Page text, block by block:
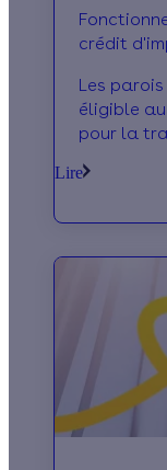
crédit
Les
éligible
pour la
aide.
Lire